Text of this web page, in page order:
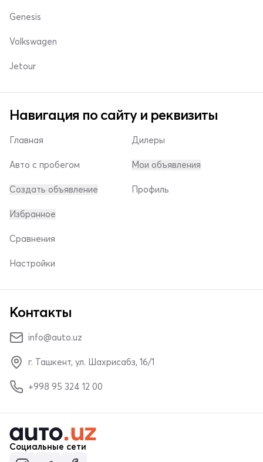
Genesis
Volkswagen
Jetour
Навигация по сайту и реквизиты
Главная
Авто с пробегом
Создать объявление
Дилеры
Мои объявления
Профиль
Избранное
Сравнения
Настройки
Контакты
info@auto.uz
г. Ташкент, ул. Шахрисабз, 16/1
+998 95 324 12 00
Социальные сети